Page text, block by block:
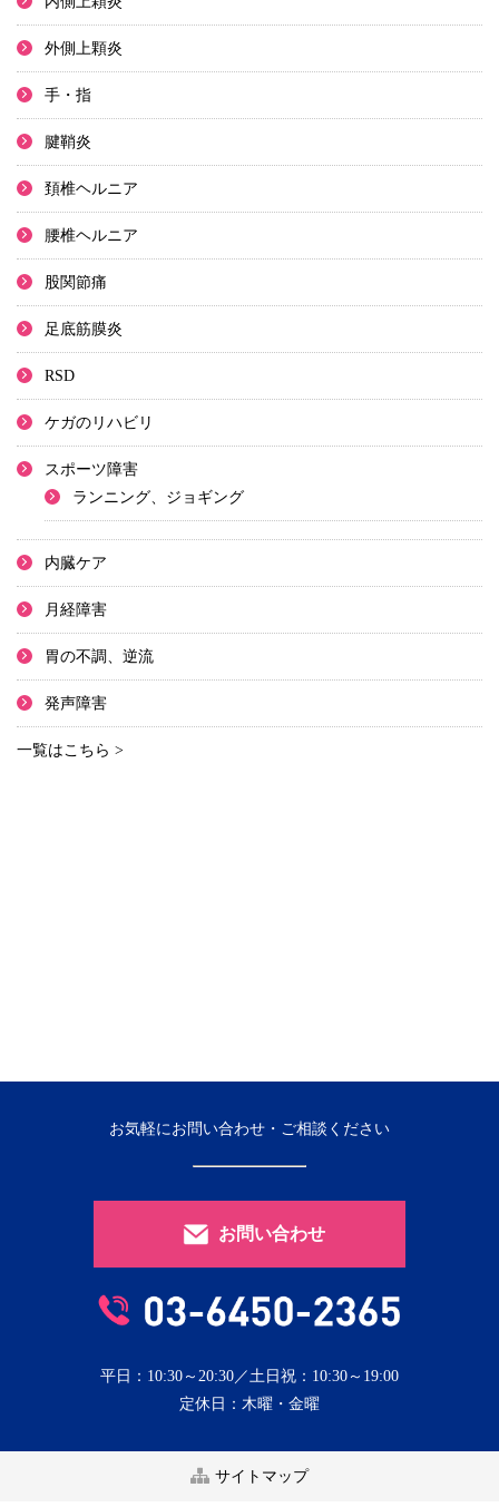
外側上顆炎
手・指
腱鞘炎
頚椎ヘルニア
腰椎ヘルニア
股関節痛
足底筋膜炎
RSD
ケガのリハビリ
スポーツ障害
ランニング、ジョギング
内臓ケア
月経障害
胃の不調、逆流
発声障害
一覧はこちら >
お気軽にお問い合わせ・ご相談ください
お問い合わせ
平日：10:30～20:30／土日祝：10:30～19:00
定休日：木曜・金曜
サイトマップ